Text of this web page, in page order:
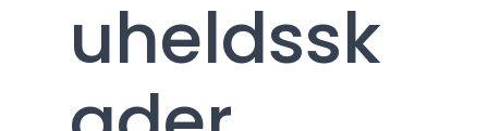
uheldssk